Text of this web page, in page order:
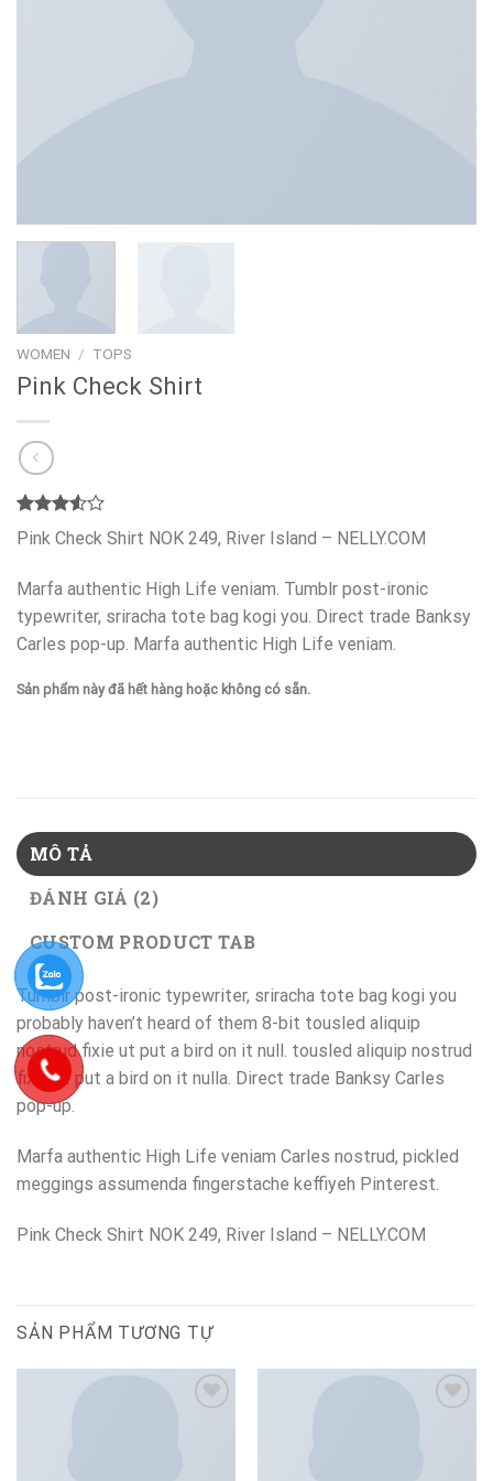
WOMEN / TOPS
Pink Check Shirt
3.50
trên 5
2
đánh
giá
Pink Check Shirt NOK 249, River Island – NELLY.COM
Marfa authentic High Life veniam. Tumblr post-ironic
typewriter, sriracha tote bag kogi you. Direct trade Banksy
Carles pop-up. Marfa authentic High Life veniam.
Sản phẩm này đã hết hàng hoặc không có sẵn.
MÔ TẢ
ĐÁNH GIÁ (2)
CUSTOM PRODUCT TAB
Tumblr post-ironic typewriter, sriracha tote bag kogi you
probably haven’t heard of them 8-bit tousled aliquip
nostrud fixie ut put a bird on it null. tousled aliquip nostrud
fixie ut put a bird on it nulla. Direct trade Banksy Carles
pop-up.
Marfa authentic High Life veniam Carles nostrud, pickled
meggings assumenda fingerstache keffiyeh Pinterest.
Pink Check Shirt NOK 249, River Island – NELLY.COM
SẢN PHẨM TƯƠNG TỰ